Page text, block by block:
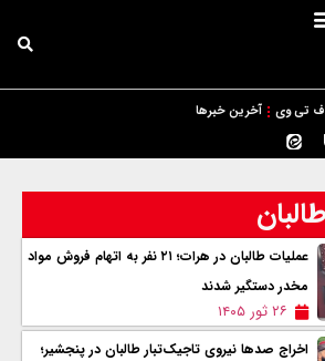
تی وی آخرین خبرها
عملیات طالبان در هرات؛ ۲۱ نفر به اتهام فروش مواد
مخدر دستگیر شدند
۲۶ ثور ۱۴۰۵
اخراج صدها نیروی تاجیک‌تبار طالبان در پنجشیر؛